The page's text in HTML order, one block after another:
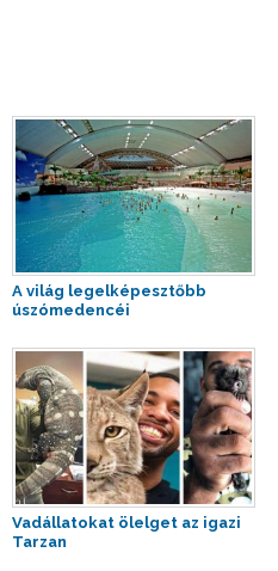
A világ legelképesztőbb
úszómedencéi
Vadállatokat ölelget az igazi
Tarzan